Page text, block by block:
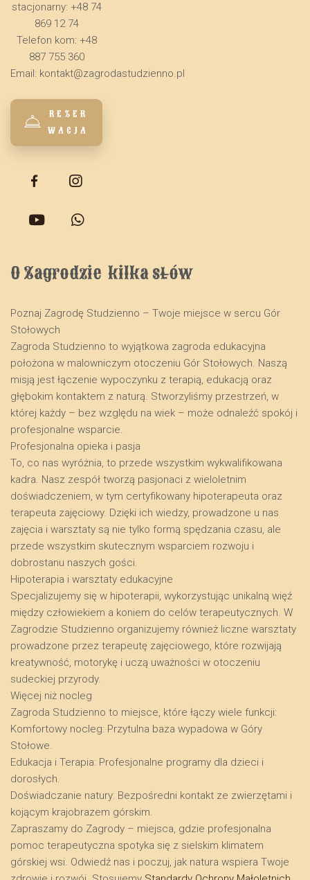
O Zagrodzie  kilka słów
Poznaj Zagrodę Studzienno – Twoje miejsce w sercu Gór
Stołowych
​Zagroda Studzienno to wyjątkowa zagroda edukacyjna
położona w malowniczym otoczeniu Gór Stołowych. Naszą
misją jest łączenie wypoczynku z terapią, edukacją oraz
głębokim kontaktem z naturą. Stworzyliśmy przestrzeń, w
której każdy – bez względu na wiek – może odnaleźć spokój i
profesjonalne wsparcie.
​Profesjonalna opieka i pasja
​To, co nas wyróżnia, to przede wszystkim wykwalifikowana
kadra. Nasz zespół tworzą pasjonaci z wieloletnim
doświadczeniem, w tym certyfikowany hipoterapeuta oraz
terapeuta zajęciowy. Dzięki ich wiedzy, prowadzone u nas
zajęcia i warsztaty są nie tylko formą spędzania czasu, ale
przede wszystkim skutecznym wsparciem rozwoju i
dobrostanu naszych gości.
​Hipoterapia i warsztaty edukacyjne
​Specjalizujemy się w hipoterapii, wykorzystując unikalną więź
między człowiekiem a koniem do celów terapeutycznych. W
Zagrodzie Studzienno organizujemy również liczne warsztaty
prowadzone przez terapeutę zajęciowego, które rozwijają
kreatywność, motorykę i uczą uważności w otoczeniu
sudeckiej przyrody.
​Więcej niż nocleg
​Zagroda Studzienno to miejsce, które łączy wiele funkcji:
​Komfortowy nocleg: Przytulna baza wypadowa w Góry
Stołowe.
​Edukacja i Terapia: Profesjonalne programy dla dzieci i
dorosłych.
​Doświadczanie natury: Bezpośredni kontakt ze zwierzętami i
kojącym krajobrazem górskim.
​Zapraszamy do Zagrody – miejsca, gdzie profesjonalna
pomoc terapeutyczna spotyka się z sielskim klimatem
górskiej wsi. Odwiedź nas i poczuj, jak natura wspiera Twoje
stacjonarny: +48 74
869 12 74
Telefon kom: +48
887 755 360
Email: kontakt@zagrodastudzienno.pl
REZER
WACJA